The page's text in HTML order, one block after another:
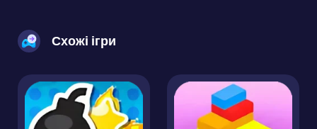
Схожі ігри